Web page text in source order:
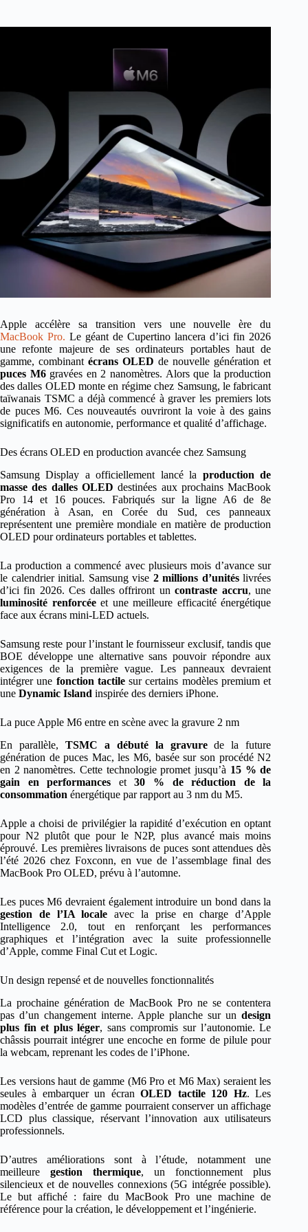
Apple accélère sa transition vers une nouvelle ère du
MacBook Pro. Le géant de Cupertino lancera d’ici fin 2026
une refonte majeure de ses ordinateurs portables haut de
gamme, combinantécrans OLED de nouvelle génération et
puces M6gravées en 2 nanomètres. Alors que la production
des dalles OLED monte en régime chez Samsung, le fabricant
taïwanais TSMC a déjà commencé à graver les premiers lots
de puces M6. Ces nouveautés ouvriront la voie à des gains
significatifs en autonomie, performance et qualité d’affichage.
Des écrans OLED en production avancée chez Samsung
Samsung Display a officiellement lancé la production de
masse des dalles OLED destinées aux prochains MacBook
Pro 14 et 16 pouces. Fabriqués sur la ligne A6 de 8e
génération à Asan, en Corée du Sud, ces panneaux
représentent une première mondiale en matière de production
OLED pour ordinateurs portables et tablettes.
La production a commencé avec plusieurs mois d’avance sur
le calendrier initial. Samsung vise 2 millions d’unitéslivrées
d’ici fin 2026. Ces dalles offriront uncontraste accru, une
luminosité renforcéeet une meilleure efficacité énergétique
face aux écrans mini-LED actuels.
Samsung reste pour l’instant le fournisseur exclusif, tandis que
BOE développe une alternative sans pouvoir répondre aux
exigences de la première vague. Les panneaux devraient
intégrer une fonction tactilesur certains modèles premium et
une Dynamic Island inspirée des derniers iPhone.
La puce Apple M6 entre en scène avec la gravure 2 nm
En parallèle, TSMC a débuté la gravurede la future
génération de puces Mac, les M6, basée sur son procédé N2
en 2 nanomètres. Cette technologie promet jusqu’à 15 % de
gain en performances et30 % de réduction de la
consommation énergétique par rapport au 3 nm du M5.
Apple a choisi de privilégier la rapidité d’exécution en optant
pour N2 plutôt que pour le N2P, plus avancé mais moins
éprouvé. Les premières livraisons de puces sont attendues dès
l’été 2026 chez Foxconn, en vue de l’assemblage final des
MacBook Pro OLED, prévu à l’automne.
Les puces M6 devraient également introduire un bond dans la
gestion de l’IA locale avec la prise en charge d’Apple
Intelligence 2.0, tout en renforçant les performances
graphiques et l’intégration avec la suite professionnelle
d’Apple, comme Final Cut et Logic.
Un design repensé et de nouvelles fonctionnalités
La prochaine génération de MacBook Pro ne se contentera
pas d’un changement interne. Apple planche sur undesign
plus fin et plus léger, sans compromis sur l’autonomie. Le
châssis pourrait intégrer une encoche en forme de pilule pour
la webcam, reprenant les codes de l’iPhone.
Les versions haut de gamme (M6 Pro et M6 Max) seraient les
seules à embarquer un écranOLED tactile 120 Hz. Les
modèles d’entrée de gamme pourraient conserver un affichage
LCD plus classique, réservant l’innovation aux utilisateurs
professionnels.
D’autres améliorations sont à l’étude, notamment une
meilleuregestion thermique, un fonctionnement plus
silencieux et de nouvelles connexions (5G intégrée possible).
Le but affiché : faire du MacBook Pro une machine de
référence pour la création, le développement et l’ingénierie.